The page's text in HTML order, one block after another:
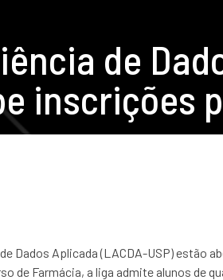
de
inscrições
Dados Aplicada (LACDA-USP) estão
de Farmácia, a liga admite alunos de